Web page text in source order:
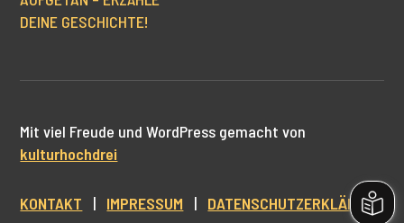
DEINE GESCHICHTE!
Mit viel Freude und WordPress gemacht von
kulturhochdrei
KONTAKT | IMPRESSUM | DATENSCHUTZERKLÄRUNG